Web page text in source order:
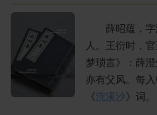
薛昭蕴，
人。王衍时，
梦琐言》：薛
亦有父风。每
《浣溪沙》词。